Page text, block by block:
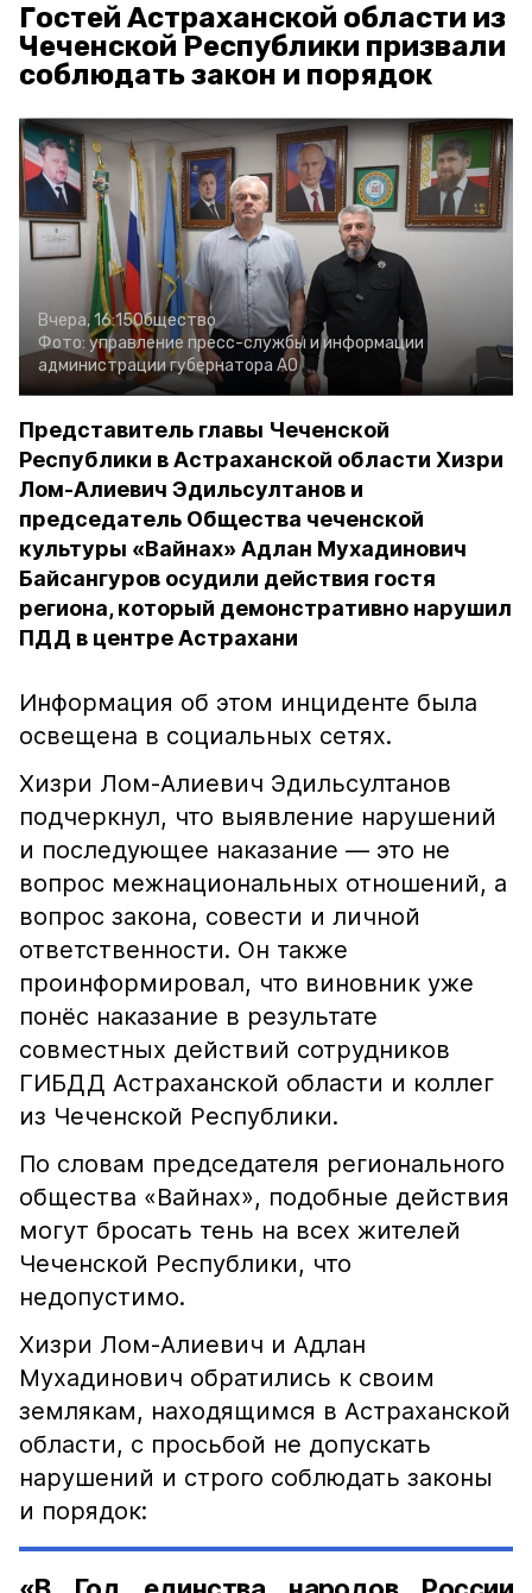
Гостей Астраханской области из
Чеченской Республики призвали
соблюдать закон и порядок
Вчера, 16:15Общество
Фото: управление пресс-службы и информации
администрации губернатора АО
Представитель главы Чеченской
Республики в Астраханской области Хизри
Лом-Алиевич Эдильсултанов и
председатель Общества чеченской
культуры «Вайнах» Адлан Мухадинович
Байсангуров осудили действия гостя
региона, который демонстративно нарушил
ПДД в центре Астрахани
Информация об этом инциденте была
освещена в социальных сетях.
Хизри Лом-Алиевич Эдильсултанов
подчеркнул, что выявление нарушений
и последующее наказание — это не
вопрос межнациональных отношений, а
вопрос закона, совести и личной
ответственности. Он также
проинформировал, что виновник уже
понёс наказание в результате
совместных действий сотрудников
ГИБДД Астраханской области и коллег
из Чеченской Республики.
По словам председателя регионального
общества «Вайнах», подобные действия
могут бросать тень на всех жителей
Чеченской Республики, что
недопустимо.
Хизри Лом-Алиевич и Адлан
Мухадинович обратились к своим
землякам, находящимся в Астраханской
области, с просьбой не допускать
нарушений и строго соблюдать законы
и порядок: